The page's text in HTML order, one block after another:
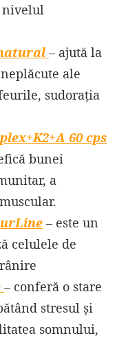
nivelul
– ajută la
ale
sudorația
60 cps
bunei
a
– este un
celulele de
– conferă o stare
stresul și
somnului,